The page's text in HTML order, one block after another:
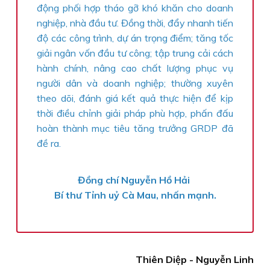
động phối hợp tháo gỡ khó khăn cho doanh
nghiệp, nhà đầu tư. Đồng thời, đẩy nhanh tiến
độ các công trình, dự án trọng điểm; tăng tốc
giải ngân vốn đầu tư công; tập trung cải cách
hành chính, nâng cao chất lượng phục vụ
người dân và doanh nghiệp; thường xuyên
theo dõi, đánh giá kết quả thực hiện để kịp
thời điều chỉnh giải pháp phù hợp, phấn đấu
hoàn thành mục tiêu tăng trưởng GRDP đã
đề ra.
Đồng chí Nguyễn Hồ Hải
Bí thư Tỉnh uỷ Cà Mau, nhấn mạnh.
Thiên Diệp - Nguyễn Linh